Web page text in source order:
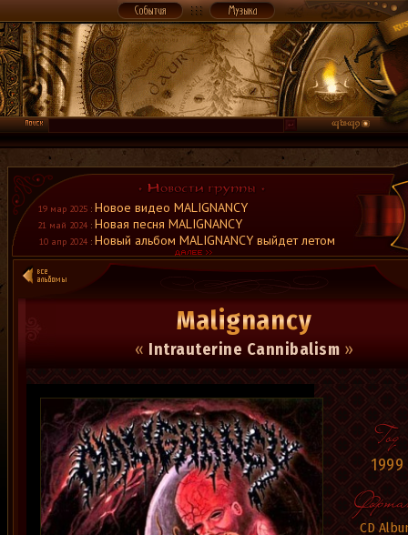
19 мар 2025: Новое видео MALIGNANCY
21 май 2024: Новая песня MALIGNANCY
10 апр 2024: Новый альбом MALIGNANCY выйдет летом
Malignancy
« Intrauterine Cannibalism »
1999
CD